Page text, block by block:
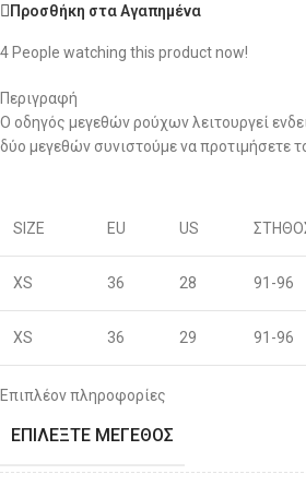
Προσθήκη στα Αγαπημένα
4 People watching this product now!
Περιγραφή
Ο οδηγός μεγεθών ρούχων λειτουργεί
δύο μεγεθών συνιστούμε να προτιμήσετε
SIZE EU US
XS 36 28 91-96
XS 36 29 91-96
S 38
S 40
Επιπλέον πληροφορίες
ΕΠΙΛΈΞΤΕ ΜΈΓΕΘΟΣ